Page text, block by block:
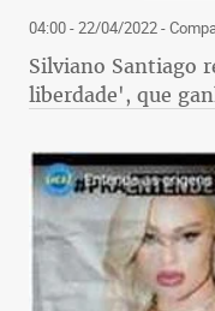
04:00 - 22/04/2022-
Silviano Santiago
liberdade', que